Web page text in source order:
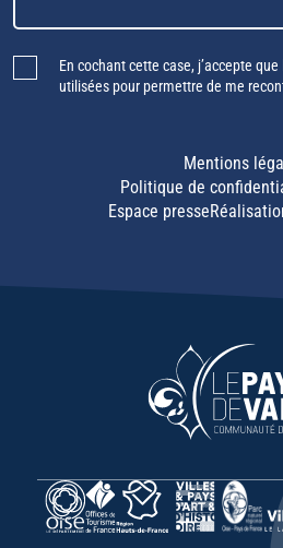
En cochant cette case, j’accepte
utilisées pour permettre de me
Mentions
Politique de
Espace presse